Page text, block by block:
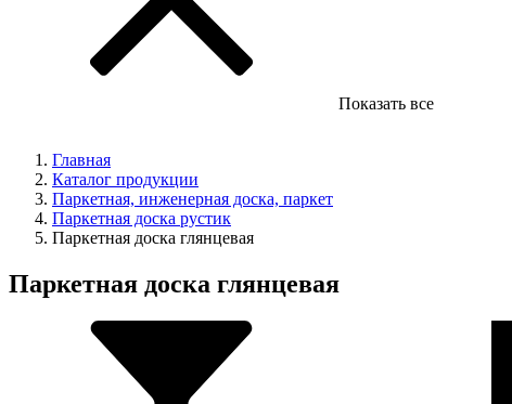
Показать все
Главная
Каталог продукции
Паркетная, инженерная доска, паркет
Паркетная доска рустик
Паркетная доска глянцевая
Паркетная доска глянцевая